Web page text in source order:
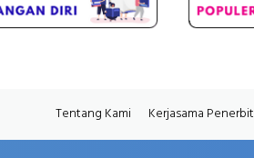
Tentang Kami Kerjasama Penerbit